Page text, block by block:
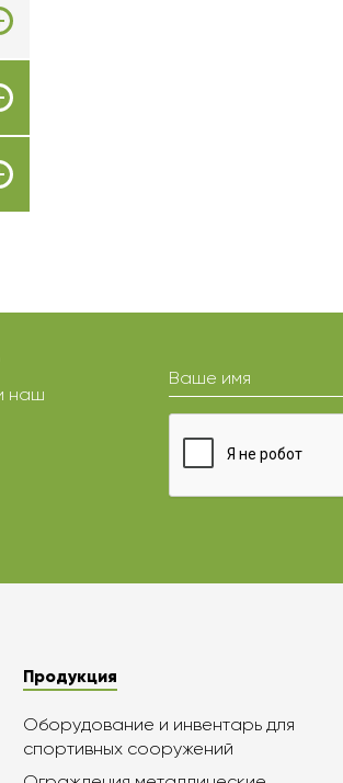
наш
Ваше имя
Продукция
Оборудование и инвентарь для
спортивных сооружений